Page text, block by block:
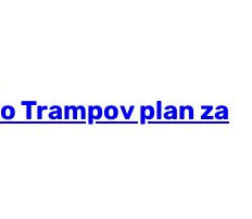
Trampov plan za